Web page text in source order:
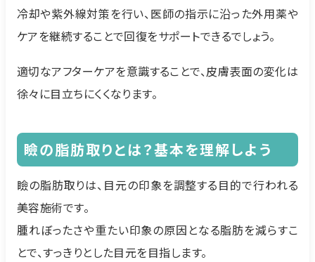
冷却や紫外線対策を行い、医師の指示に沿った外用薬や
ケアを継続することで回復をサポートできるでしょう。
適切なアフターケアを意識することで、皮膚表面の変化は
徐々に目立ちにくくなります。
瞼の脂肪取りとは？基本を理解しよう
瞼の脂肪取りは、目元の印象を調整する目的で行われる
美容施術です。
腫れぼったさや重たい印象の原因となる脂肪を減らすこ
とで、すっきりとした目元を目指します。